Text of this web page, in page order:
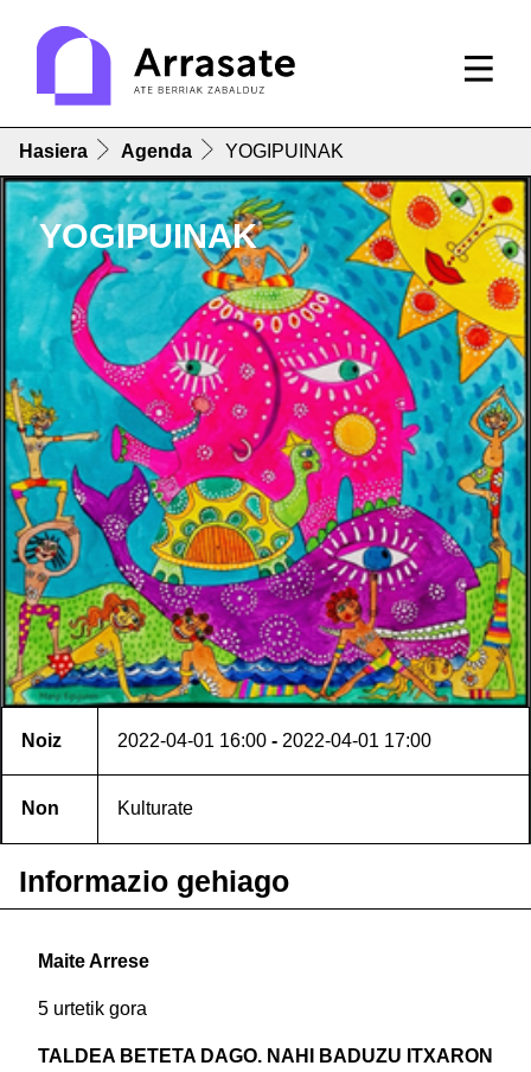
Hasiera Agenda YOGIPUINAK
YOGIPUINAK
Noiz 2022-04-01 16:00 - 2022-04-01 17:00
Non Kulturate
Informazio gehiago
Maite Arrese
5 urtetik gora
TALDEA BETETA DAGO. NAHI BADUZU ITXARON